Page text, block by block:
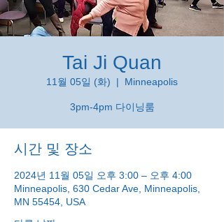
Tai Ji Quan
11월 05일 (화)
  |
Minneapolis
3pm-4pm 다이닝룸
시간 및 장소
2024년 11월 05일 오후 3:00 – 오후 4:00
Minneapolis, 630 Cedar Ave, Minneapolis,
MN 55454, USA